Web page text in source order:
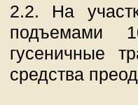
2.2. На
подъемами
гусеничные
средства